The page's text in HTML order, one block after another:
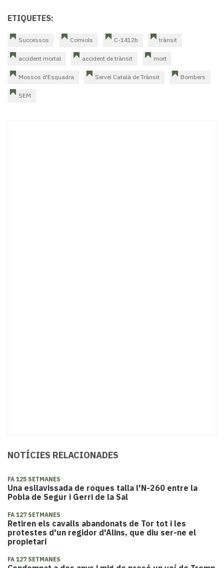
ETIQUETES:
Successos Comiols C-1412b trànsit
accident mortal accident de trànsit mort
Mossos d'Esquadra Servei Català de Trànsit Bombers
SEM
NOTÍCIES RELACIONADES
FA 125 SETMANES
Una esllavissada de roques talla l'N-260 entre la
Pobla de Segur i Gerri de la Sal
FA 127 SETMANES
Retiren els cavalls abandonats de Tor tot i les
protestes d'un regidor d'Alins, que diu ser-ne el
propietari
FA 127 SETMANES